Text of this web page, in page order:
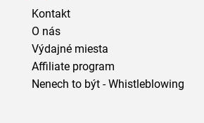
Kontakt
O nás
Výdajné miesta
Affiliate program
Nenech to být - Whistleblowing